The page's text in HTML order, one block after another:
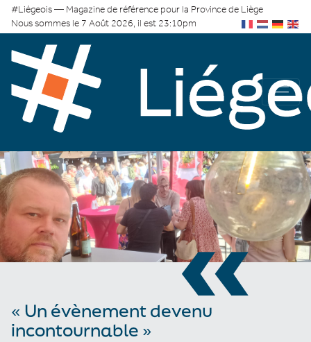
#Liégeois — Magazine de référence pour la Province de Liège
Nous sommes le 7 Août 2026, il est 23:10pm
«
« Un évènement devenu
incontournable »